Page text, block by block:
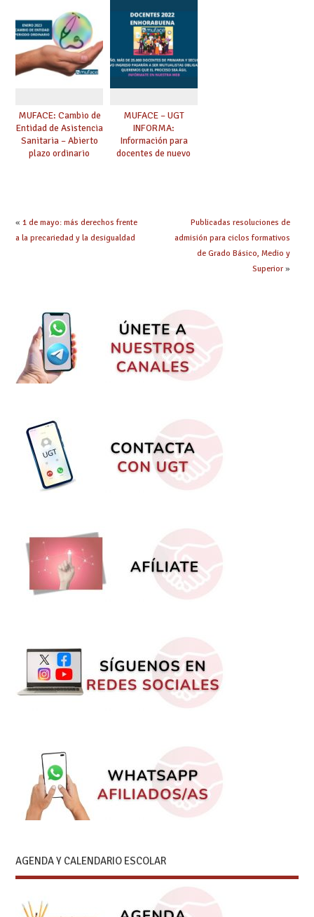
de baja que exceda
de 90 días: el
mutualista deja de
cobrar complementos
en nómina y ha de
solicitarse subsidio a
MUFACE: Cambio de
Entidad de Asistencia
Sanitaria – Abierto
plazo ordinario
posibilidad durante
el mes de junio.
MUFACE – UGT
INFORMA:
Información para
docentes de nuevo
« 1 de mayo: más derechos frente
a la precariedad y la desigualdad
Publicadas resoluciones de
admisión para ciclos formativos
de Grado Básico, Medio y
Superior»
AGENDA Y CALENDARIO ESCOLAR